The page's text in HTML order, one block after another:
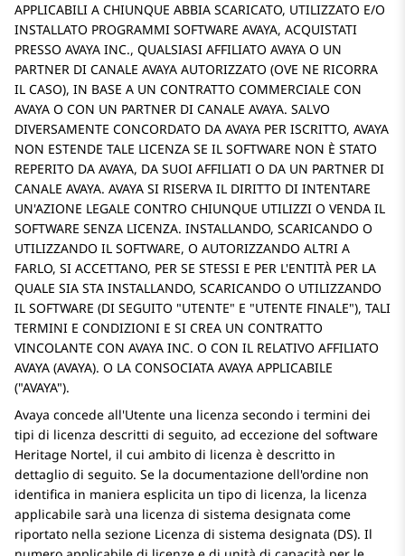
APPLICABILI A CHIUNQUE ABBIA SCARICATO, UTILIZZATO E/O
INSTALLATO PROGRAMMI SOFTWARE AVAYA, ACQUISTATI
PRESSO AVAYA INC., QUALSIASI AFFILIATO AVAYA O UN
PARTNER DI CANALE AVAYA AUTORIZZATO (OVE NE RICORRA
IL CASO), IN BASE A UN CONTRATTO COMMERCIALE CON
AVAYA O CON UN PARTNER DI CANALE AVAYA. SALVO
DIVERSAMENTE CONCORDATO DA AVAYA PER ISCRITTO, AVAYA
NON ESTENDE TALE LICENZA SE IL SOFTWARE NON È STATO
REPERITO DA AVAYA, DA SUOI AFFILIATI O DA UN PARTNER DI
CANALE AVAYA. AVAYA SI RISERVA IL DIRITTO DI INTENTARE
UN'AZIONE LEGALE CONTRO CHIUNQUE UTILIZZI O VENDA IL
SOFTWARE SENZA LICENZA. INSTALLANDO, SCARICANDO O
UTILIZZANDO IL SOFTWARE, O AUTORIZZANDO ALTRI A
FARLO, SI ACCETTANO, PER SE STESSI E PER L'ENTITÀ PER LA
QUALE SIA STA INSTALLANDO, SCARICANDO O UTILIZZANDO
IL SOFTWARE (DI SEGUITO
UTENTE E UTENTE FINALE ), TALI
TERMINI E CONDIZIONI E SI CREA UN CONTRATTO
VINCOLANTE CON AVAYA INC. O CON IL RELATIVO AFFILIATO
AVAYA (AVAYA). O LA CONSOCIATA AVAYA APPLICABILE
( AVAYA ).
Avaya concede all'Utente una licenza secondo i termini dei
tipi di licenza descritti di seguito, ad eccezione del software
Heritage Nortel, il cui ambito di licenza è descritto in
dettaglio di seguito. Se la documentazione dell'ordine non
identifica in maniera esplicita un tipo di licenza, la licenza
applicabile sarà una licenza di sistema designata come
riportato nella sezione Licenza di sistema designata (DS). Il